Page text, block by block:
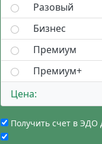
Разовый
Бизнес
Премиум
Премиум+
Цена:
Получить счет в ЭДО